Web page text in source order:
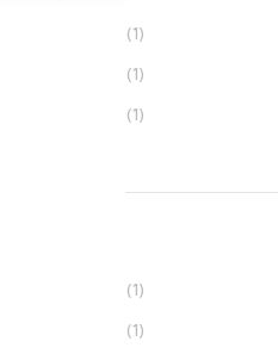
(1)
(1)
(1)
(1)
(1)